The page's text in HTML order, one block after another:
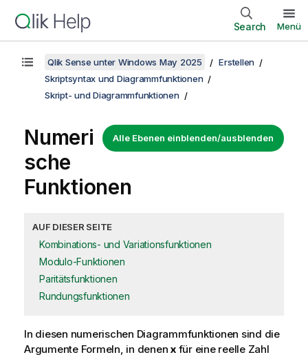
Search Menü
Qlik Sense unter Windows May 2025
Erstellen
Skriptsyntax und Diagrammfunktionen
Skript- und Diagrammfunktionen
Alle Ebenen einblenden/ausblenden
Numeri
sche
Funktionen
AUF DIESER SEITE
Kombinations- und Variationsfunktionen
Modulo-Funktionen
Paritätsfunktionen
Rundungsfunktionen
In diesen numerischen Diagrammfunktionen sind die
Argumente Formeln, in denen xfür eine reelle Zahl